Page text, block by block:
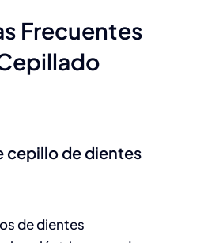
Frecuentes
cepillo de dientes
de dientes